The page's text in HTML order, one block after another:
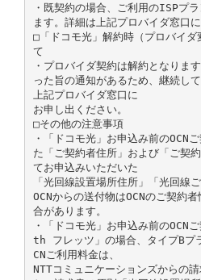
・既契約の場合、ご利用のISPプ
ます。詳細は上記プロバイダ窓口
□「ドコモ光」解約時（プロバイ
て
・プロバイダ契約は解約となりま
った旨の通知があるため、継続し
上記プロバイダ窓口に
お申し出ください。
□その他の注意事項
・「ドコモ光」お申込み前のOCN
た「ご契約者住所」および「ご契
てお申込みいただいた
「光回線設置場所住所」「光回線
OCNからの送付物はOCNのご契約
合があります。
・「ドコモ光」お申込み前のOCN
th フレッツ」の場合、タイプBプ
CNご利用料金は、
NTTコミュニケーションズからの